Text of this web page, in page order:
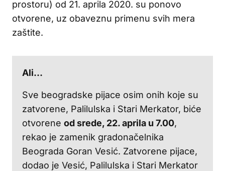
prostoru) od 21. aprila 2020. su ponovo
otvorene, uz obaveznu primenu svih mera
zaštite.
Ali…
Sve beogradske pijace osim onih koje su
zatvorene, Palilulska i Stari Merkator, biće
otvorene od srede, 22. aprila u 7.00,
rekao je zamenik gradonačelnika
Beograda Goran Vesić. Zatvorene pijace,
dodao je Vesić, Palilulska i Stari Merkator